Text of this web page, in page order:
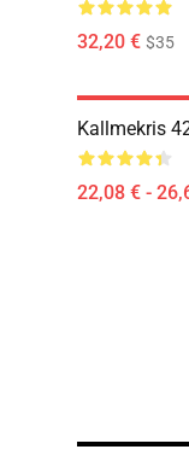
32,20 € $35
Kallmekris
22,08 € -